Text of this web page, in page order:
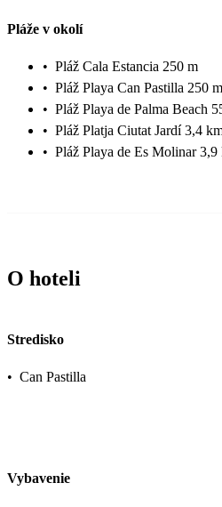
Pláže v okolí
• Pláž Cala Estancia 250 m
• Pláž Playa Can Pastilla 250 m
• Pláž Playa de Palma Beach
• Pláž Platja Ciutat Jardí 3,4
• Pláž Playa de Es Molinar 3,9
O hoteli
Stredisko
• Can Pastilla
Vybavenie